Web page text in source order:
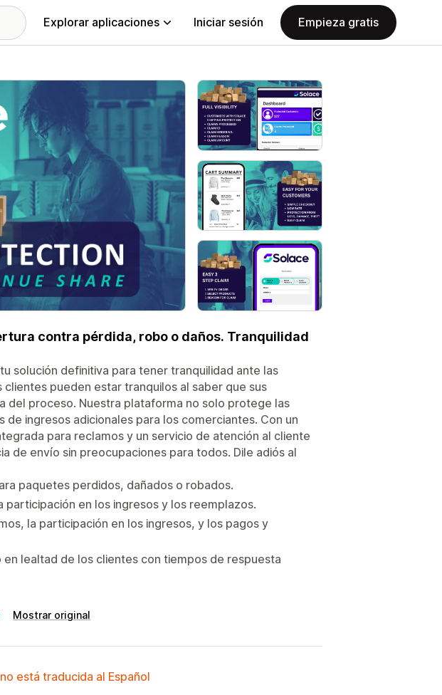
Explorar aplicaciones Iniciar sesión Empieza gratis
contra pérdida, robo o daños. Tranquilidad
solución definitiva para tener tranquilidad ante las
pueden estar tranquilos al saber que sus
del proceso. Nuestra plataforma no solo protege las
ingresos adicionales para los comerciantes. Con un
para reclamos y un servicio de atención al cliente
de envío sin preocupaciones para todos. Dile adiós al
paquetes perdidos, dañados o robados.
participación en los ingresos y los reemplazos.
la participación en los ingresos, y los pagos y
lealtad de los clientes con tiempos de respuesta
Mostrar original
está traducida al Español